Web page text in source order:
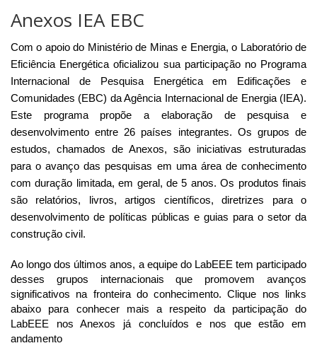
Anexos IEA EBC
Com o apoio do Ministério de Minas e Energia, o Laboratório de
Eficiência Energética oficializou sua participação no Programa
Internacional de Pesquisa Energética em Edificações e
Comunidades (EBC) da Agência Internacional de Energia (IEA).
Este programa propõe a elaboração de pesquisa e
desenvolvimento entre 26 países integrantes. Os grupos de
estudos, chamados de Anexos, são iniciativas estruturadas
para o avanço das pesquisas em uma área de conhecimento
com duração limitada, em geral, de 5 anos. Os produtos finais
são relatórios, livros, artigos científicos, diretrizes para o
desenvolvimento de políticas públicas e guias para o setor da
construção civil.
Ao longo dos últimos anos, a equipe do LabEEE tem participado
desses grupos internacionais que promovem avanços
significativos na fronteira do conhecimento. Clique nos links
abaixo para conhecer mais a respeito da participação do
LabEEE nos Anexos já concluídos e nos que estão em
andamento